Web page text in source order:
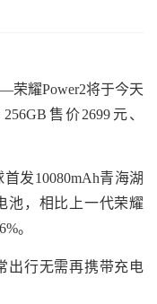
耀Power2将于今天
售价2699元、
发10080mAh青海湖
池，相比上一代荣耀
。
行无需再携带充电